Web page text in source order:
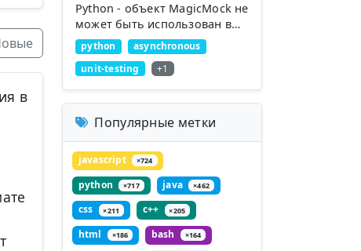
в
Python - объект MagicMock не
может быть использован в
выражении 'await'
python
asynchronous
unit-testing
+1
Популярные метки
javascript ×724
python ×717 java ×462
css ×211 c++ ×205
html ×186 bash ×164